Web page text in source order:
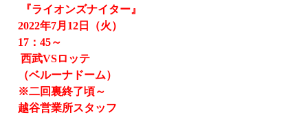
『ライオンズナイター』
2022年7月 12 日（火）
17 ：45～
西武VSロッテ
（ベルーナドーム）
※二回裏終了頃～
越谷営業所スタッフ